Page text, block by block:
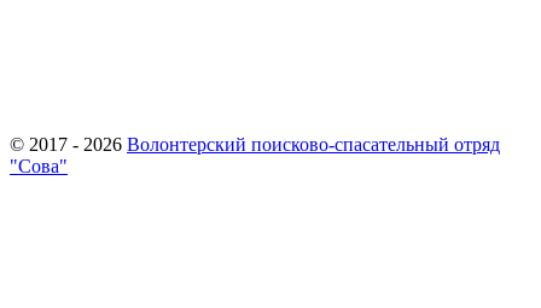
© 2017 - 2026 Волонтерский поисково-спасательный отряд
"Сова"